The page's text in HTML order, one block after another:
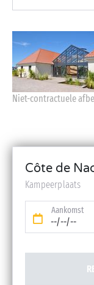
Niet-contractuele
Côte de
Kampeerplaats
Aankomst
--/--/--